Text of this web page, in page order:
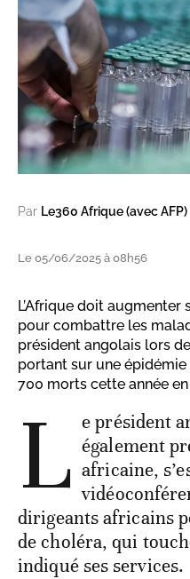
Par Le360 Afrique (avec AFP)
Le 05/06/2025 à 08h56
L’Afrique doit
pour combattre les
président angolais lors
portant sur une
700 morts cette année
L e président
également
africaine,
dirigeants africains
de choléra, qui
indiqué ses services.